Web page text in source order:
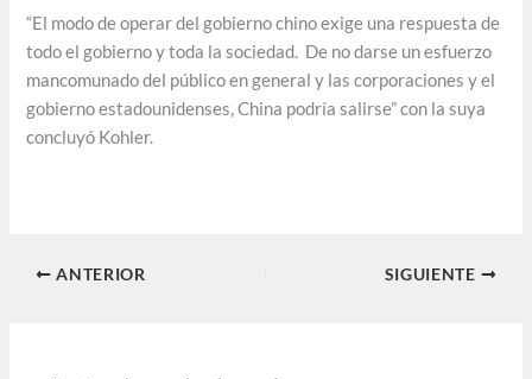
“El modo de operar del gobierno chino exige una respuesta de
todo el gobierno y toda la sociedad. De no darse un esfuerzo
mancomunado del público en general y las corporaciones y el
gobierno estadounidenses, China podría salirse” con la suya
concluyó Kohler.
ANTERIOR SIGUIENTE